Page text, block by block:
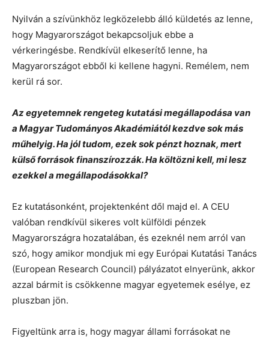
Nyilván a szívünkhöz legközelebb álló küldetés az lenne,
hogy Magyarországot bekapcsoljuk ebbe a
vérkeringésbe. Rendkívül elkeserítő lenne, ha
Magyarországot ebből ki kellene hagyni. Remélem, nem
kerül rá sor.
Az egyetemnek rengeteg kutatási megállapodása van
a Magyar Tudományos Akadémiától kezdve sok más
műhelyig. Ha jól tudom, ezek sok pénzt hoznak, mert
külső források finanszírozzák. Ha költözni kell, mi lesz
ezekkel a megállapodásokkal?
Ez kutatásonként, projektenként dől majd el. A CEU
valóban rendkívül sikeres volt külföldi pénzek
Magyarországra hozatalában, és ezeknél nem arról van
szó, hogy amikor mondjuk mi egy Európai Kutatási Tanács
(European Research Council) pályázatot elnyerünk, akkor
azzal bármit is csökkenne magyar egyetemek esélye, ez
pluszban jön.
Figyeltünk arra is, hogy magyar állami forrásokat ne